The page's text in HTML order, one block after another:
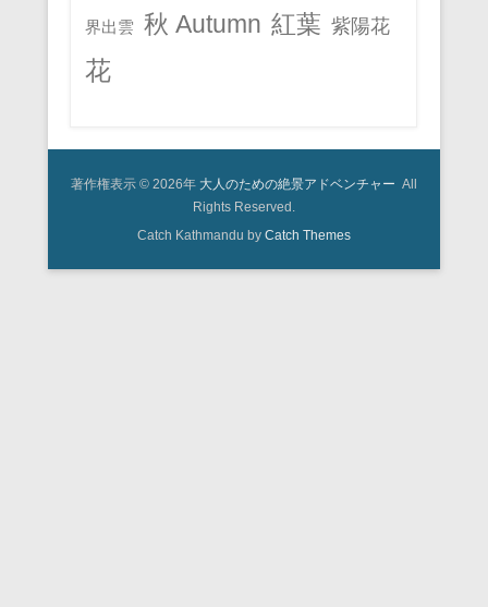
界出雲 秋 Autumn 紅葉 紫陽花
花
著作権表示 © 2026年 大人のための絶景アドベンチャー All
Rights Reserved.
Catch Kathmandu by Catch Themes